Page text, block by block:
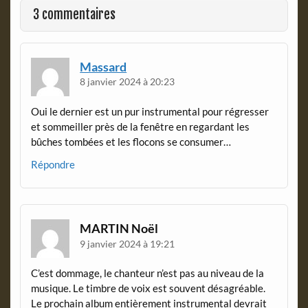
o
k
r
i
3 commentaires
Massard
8 janvier 2024 à 20:23
Oui le dernier est un pur instrumental pour régresser
et sommeiller près de la fenêtre en regardant les
bûches tombées et les flocons se consumer…
Répondre
MARTIN Noël
9 janvier 2024 à 19:21
C’est dommage, le chanteur n’est pas au niveau de la
musique. Le timbre de voix est souvent désagréable.
Le prochain album entièrement instrumental devrait